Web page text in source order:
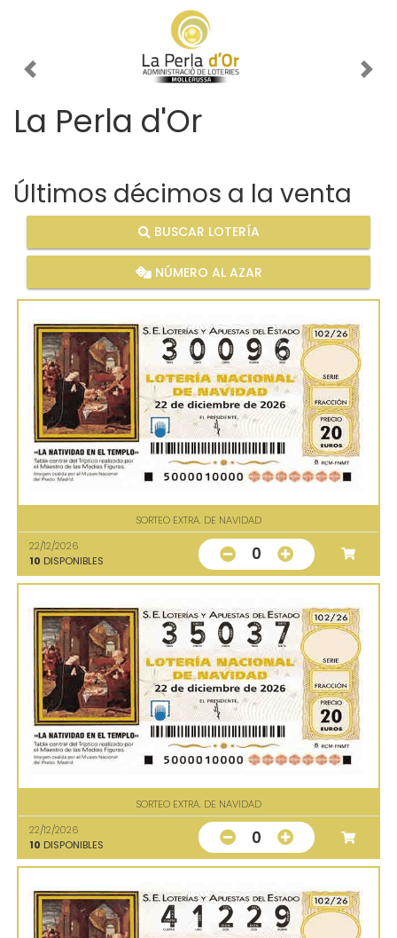
Imagen anterior
La Perla d'Or
Últimos décimos a la venta
BUSCAR LOTERÍA
NÚMERO AL AZAR
SORTEO EXTRA. DE NAVIDAD
22/12/2026
10 DISPONIBLES 0
SORTEO EXTRA. DE NAVIDAD
22/12/2026
10 DISPONIBLES 0